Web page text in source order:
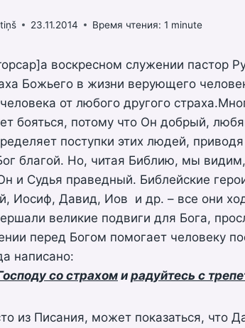
23.11.2014 Время чтения: 1 minute
воскресном служении пастор
Божьего в жизни верующего
от любого другого
бояться, потому что Он добрый,
поступки этих людей,
благой. Но, читая Библию, мы видим,
и Судья праведный. Библейские
Иосиф, Давид, Иов и др. – все они
великие подвиги для Бога,
перед Богом помогает человеку
написано:
со страхом и радуйтесь с
из Писания, может показаться, что